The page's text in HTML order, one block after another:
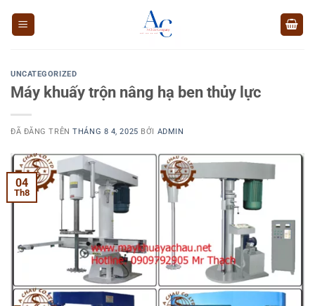
UNCATEGORIZED
Máy khuấy trộn nâng hạ ben thủy lực
ĐÃ ĐĂNG TRÊNTHÁNG 8 4, 2025 BỞI ADMIN
04
Th8